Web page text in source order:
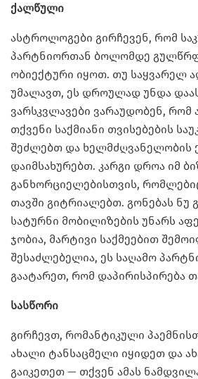
ქალწული
ასტროლოგები გირჩევენ, რომ
პარტნიორთან ბოლომდე
ობიექტური იყოთ. თუ საყვარელ
უმალავთ, ეს დროულად უნდა
ვარსკვლავები ვარაუდობენ, რომ
თქვენი საქმიანი თვისებების
შეძლებთ და ხელმძღვანელობის
დაიმსახურებთ. კარგი დროა იმ
განხორციელებისთვის,
თავში გიტრიალებთ. გონებას
სატურნი მობილიზების უნარს
ჯობია, მარტივი საქმეებით
შესაძლებელია, ეს საღამო
გაატარეთ, რომ დაპირისპირება
სასწორი
გირჩევთ, რომანტიკული
ახალი ტანსაცმელი იყიდეთ და
გაიკეთეთ — თქვენ ამას